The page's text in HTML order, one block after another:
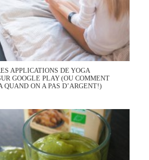
APPLICATIONS DE YOGA
GOOGLE PLAY (OU COMMENT
QUAND ON A PAS D’ARGENT!)